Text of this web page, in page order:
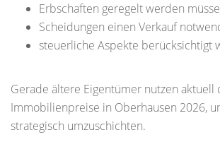
Erbschaften geregelt werden
Scheidungen einen Verkauf
steuerliche Aspekte berücksichtigt
Gerade ältere Eigentümer nutzen aktuell
Immobilienpreise in Oberhausen 2026,
strategisch umzuschichten.